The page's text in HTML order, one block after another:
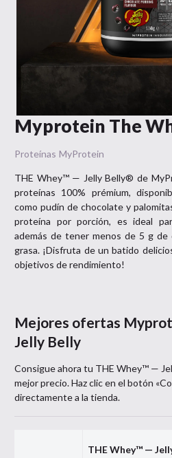
Myprotein The
Proteínas MyProtein
THE Whey™ — Jelly Belly® de
proteínas 100% prémium,
como pudín de chocolate y
proteína por porción, es ideal
además de tener menos de 5 g
grasa. ¡Disfruta de un batido
objetivos de rendimiento!
Mejores ofertas
Jelly Belly
Consigue ahora tu THE Whey™ —
mejor precio. Haz clic en el botón
directamente a la tienda.
THE Whey™ —